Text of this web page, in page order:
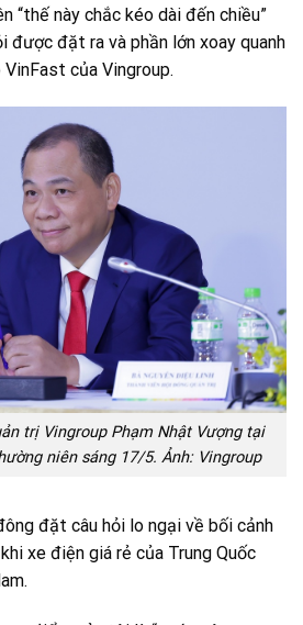
“thế này chắc kéo dài đến chiều”
được đặt ra và phần lớn xoay quanh
của Vingroup.
trị Vingroup Phạm Nhật Vượng tại
niên sáng 17/5. Ảnh: Vingroup
đặt câu hỏi lo ngại về bối cảnh
xe điện giá rẻ của Trung Quốc